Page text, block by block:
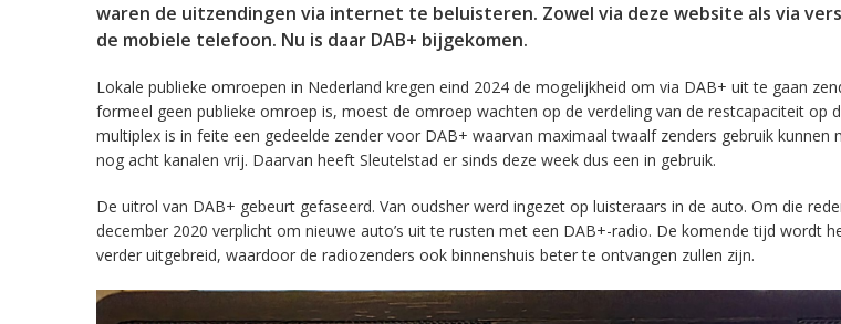
waren de uitzendingen via internet te beluisteren. Zowel via deze website als via
de mobiele telefoon. Nu is daar DAB+ bijgekomen.
Lokale publieke omroepen in Nederland kregen eind 2024 de mogelijkheid om via DAB+ uit te gaan
formeel geen publieke omroep is, moest de omroep wachten op de verdeling van de restcapaciteit op
multiplex is in feite een gedeelde zender voor DAB+ waarvan maximaal twaalf zenders gebruik kunnen
nog acht kanalen vrij. Daarvan heeft Sleutelstad er sinds deze week dus een in gebruik.
De uitrol van DAB+ gebeurt gefaseerd. Van oudsher werd ingezet op luisteraars in de auto. Om die
december 2020 verplicht om nieuwe auto’s uit te rusten met een DAB+-radio. De komende tijd wordt
verder uitgebreid, waardoor de radiozenders ook binnenshuis beter te ontvangen zullen zijn.